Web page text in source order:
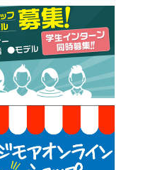
まつ毛カール 3,850円→ 2,7
ルミエール））
ス（餃子酒場たっちゃん 西